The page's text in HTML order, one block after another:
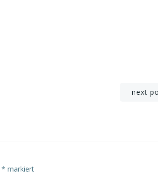
next
* markiert